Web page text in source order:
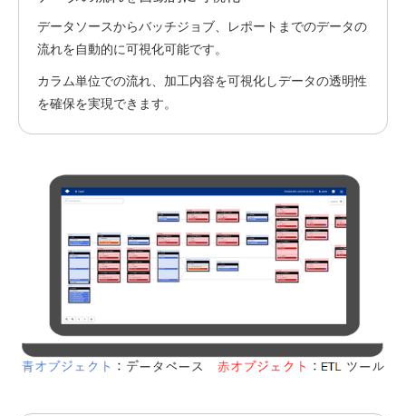
データソースからバッチジョブ、レポートまでのデータの
流れを自動的に可視化可能です。
カラム単位での流れ、加工内容を可視化しデータの透明性
を確保を実現できます。